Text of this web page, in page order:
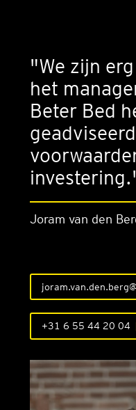
"We zijn
het
Beter Bed
Joram van den
+31 6 55 44 20 04